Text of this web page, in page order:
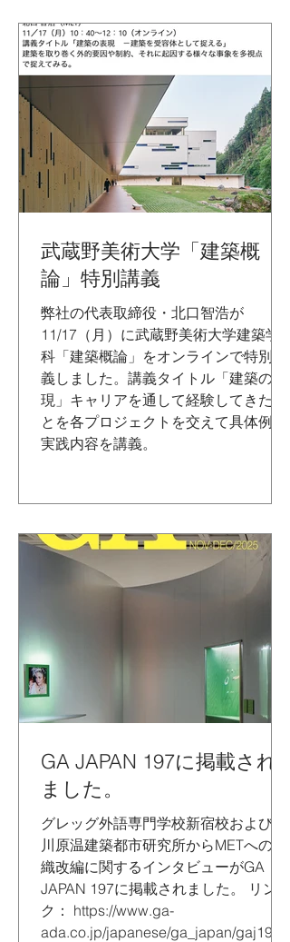
武蔵野美術大学「建築概
論」特別講義
弊社の代表取締役・北口智浩が
11/17（月）に武蔵野美術大学建築学
科「建築概論」をオンラインで特別講
義しました。講義タイトル「建築の表
現」キャリアを通して経験してきたこ
とを各プロジェクトを交えて具体例で
実践内容を講義。
GA JAPAN 197に掲載され
ました。
グレッグ外語専門学校新宿校および北
川原温建築都市研究所からMETへの組
織改編に関するインタビューがGA
JAPAN 197に掲載されました。 リン
ク： https://www.ga-
ada.co.jp/japanese/ga_japan/gaj197.h